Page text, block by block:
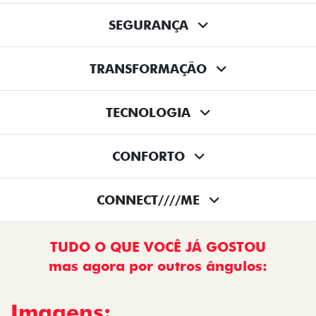
SEGURANÇA
TRANSFORMAÇÃO
TECNOLOGIA
CONFORTO
CONNECT////ME
TUDO O QUE VOCÊ JÁ GOSTOU
mas agora por outros ângulos: